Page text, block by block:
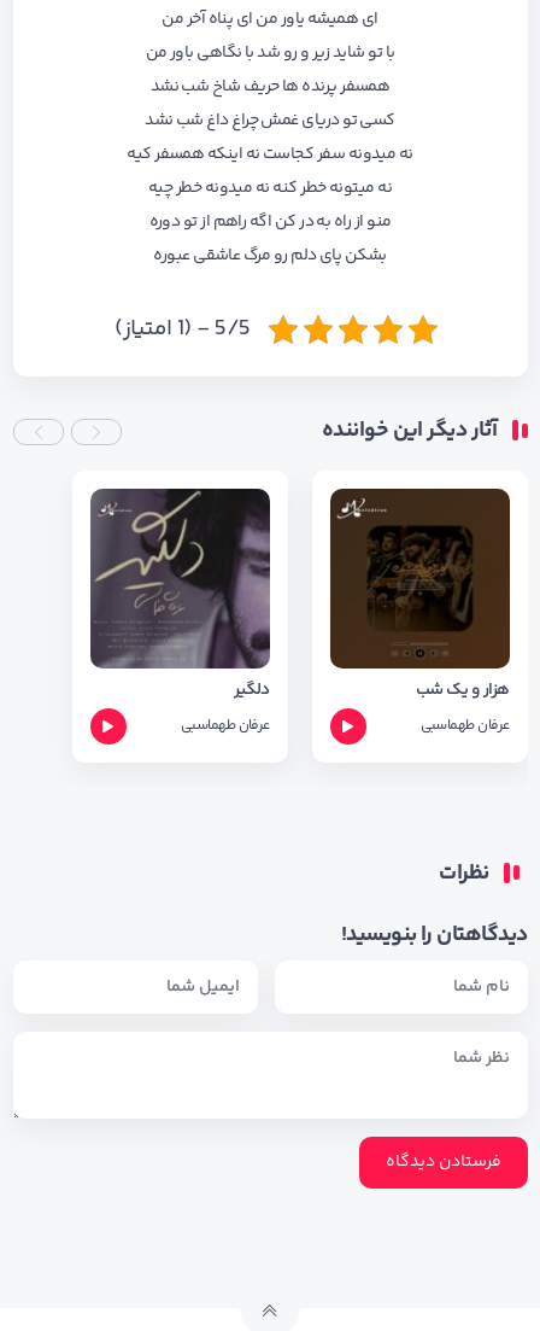
ای همیشه یاور من ای پناه آخر من
با تو شاید زیر و رو شد با نگاهی باور من
همسفر پرنده ها حریف شاخ شب نشد
کسی تو دریای غمش چراغ داغ شب نشد
نه میدونه سفر کجاست نه اینکه همسفر کیه
نه میتونه خطر کنه نه میدونه خطر چیه
منو از راه به در کن اگه راهم از تو دوره
بشکن پای دلم‏ رو مرگ عاشقی عبوره
5/5 - (1 امتیاز)
آثار دیگر این خواننده
هزار و یک شب
عرفان طهماسبی
دلگیر
عرفان طهماسبی
نظرات
دیدگاهتان را بنویسید!